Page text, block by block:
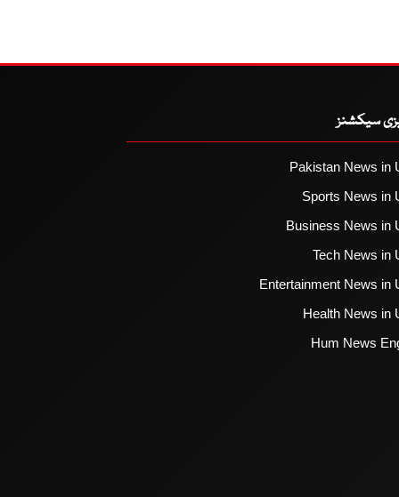
سیکشنز
Pakistan News in
Sports News in
Business News in
Tech News in
Entertainment News in
Health News in
Hum News